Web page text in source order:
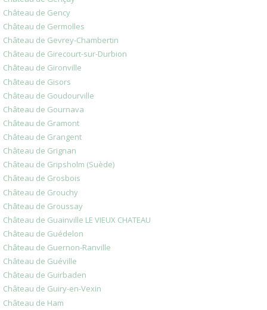
Château de Gency
Château de Germolles
Château de Gevrey-Chambertin
Château de Girecourt-sur-Durbion
Château de Gironville
Château de Gisors
Château de Goudourville
Château de Gournava
Château de Gramont
Château de Grangent
Château de Grignan
Château de Gripsholm (Suède)
Château de Grosbois
Château de Grouchy
Château de Groussay
Château de Guainville LE VIEUX CHATEAU
Château de Guédelon
Château de Guernon-Ranville
Château de Guéville
Château de Guirbaden
Château de Guiry-en-Vexin
Château de Ham